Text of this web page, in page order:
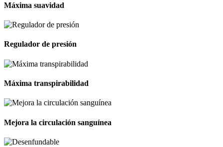
Máxima suavidad
Regulador de presión
Máxima transpirabilidad
Mejora la circulación sanguínea